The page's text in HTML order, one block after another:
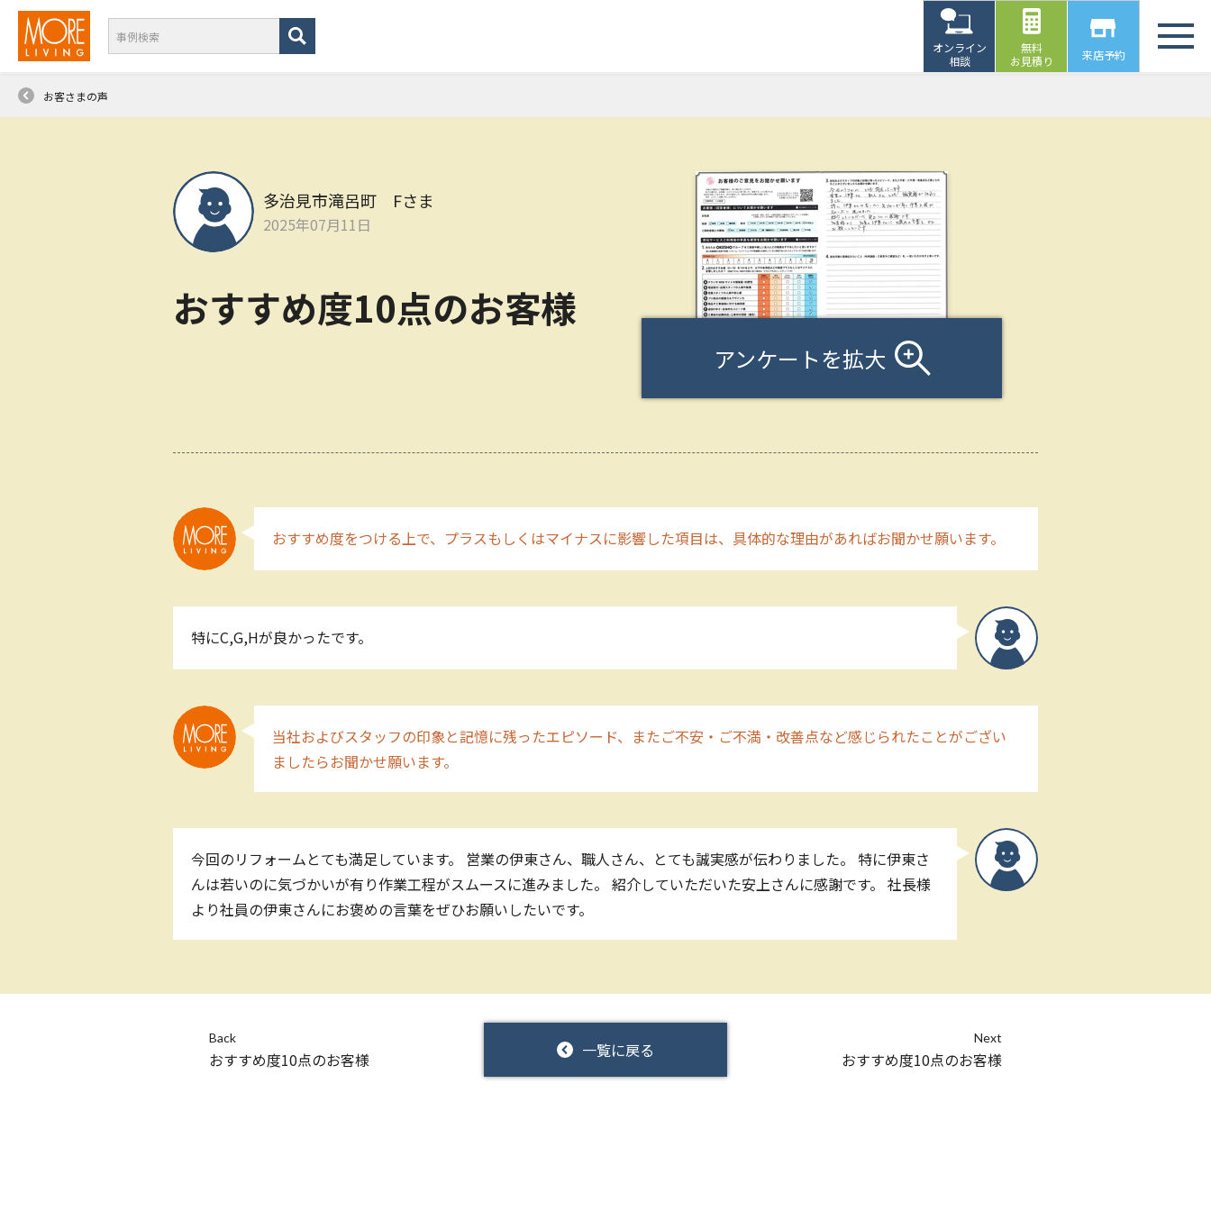
オンライン
相談
無料
お見積り
来店予約
お客さまの声
多治見市滝呂町 Fさま
2025年07月11日
おすすめ度10点のお客様
アンケートを拡大
おすすめ度をつける上で、プラスもしくはマイナスに影響した項目は、具体的な理由があればお聞かせ願います。
特にC,G,Hが良かったです。
当社およびスタッフの印象と記憶に残ったエピソード、またご不安・ご不満・改善点など感じられたことがござい
ましたらお聞かせ願います。
今回のリフォームとても満足しています。 営業の伊東さん、職人さん、とても誠実感が伝わりました。 特に伊東さ
んは若いのに気づかいが有り作業工程がスムースに進みました。 紹介していただいた安上さんに感謝です。 社長様
より社員の伊東さんにお褒めの言葉をぜひお願いしたいです。
Back
おすすめ度10点のお客様 一覧に戻る
Next
おすすめ度10点のお客様